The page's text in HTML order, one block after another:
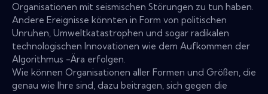
Organisationen mit seismischen Störungen zu tun haben.
Andere Ereignisse könnten in Form von politischen
Unruhen, Umweltkatastrophen und sogar radikalen
technologischen Innovationen wie dem Aufkommen der
Algorithmus -Ära erfolgen.
Wie können Organisationen aller Formen und Größen, die
genau wie Ihre sind, dazu beitragen, sich gegen die